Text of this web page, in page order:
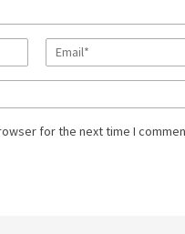
for the next time I